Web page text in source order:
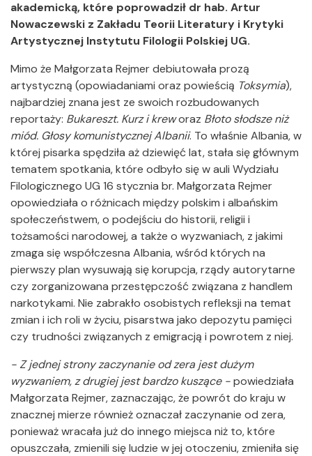
akademicką, które poprowadził dr hab. Artur
Nowaczewski z Zakładu Teorii Literatury i Krytyki
Artystycznej Instytutu Filologii Polskiej UG.
Mimo że Małgorzata Rejmer debiutowała prozą
artystyczną (opowiadaniami oraz powieścią Toksymia),
najbardziej znana jest ze swoich rozbudowanych
reportaży: Bukareszt. Kurz i kreworaz Błoto słodsze niż
miód. Głosy komunistycznej Albanii. To właśnie Albania, w
której pisarka spędziła aż dziewięć lat, stała się głównym
tematem spotkania, które odbyło się w auli Wydziału
Filologicznego UG 16 stycznia br. Małgorzata Rejmer
opowiedziała o różnicach między polskim i albańskim
społeczeństwem, o podejściu do historii, religii i
tożsamości narodowej, a także o wyzwaniach, z jakimi
zmaga się współczesna Albania, wśród których na
pierwszy plan wysuwają się korupcja, rządy autorytarne
czy zorganizowana przestępczość związana z handlem
narkotykami. Nie zabrakło osobistych refleksji na temat
zmian i ich roli w życiu, pisarstwa jako depozytu pamięci
czy trudności związanych z emigracją i powrotem z niej.
- Z jednej strony zaczynanie od zera jest dużym
wyzwaniem, z drugiej jest bardzo kuszące -powiedziała
Małgorzata Rejmer, zaznaczając, że powrót do kraju w
znacznej mierze również oznaczał zaczynanie od zera,
ponieważ wracała już do innego miejsca niż to, które
opuszczała, zmienili się ludzie w jej otoczeniu, zmieniła się